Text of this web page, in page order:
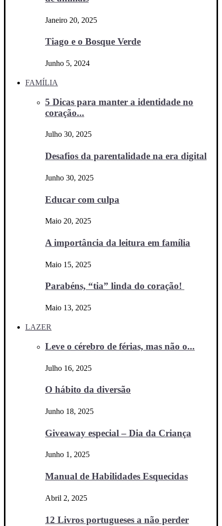
Janeiro 20, 2025
Tiago e o Bosque Verde
Junho 5, 2024
FAMÍLIA
5 Dicas para manter a identidade no
coração...
Julho 30, 2025
Desafios da parentalidade na era digital
Junho 30, 2025
Educar com culpa
Maio 20, 2025
A importância da leitura em família
Maio 15, 2025
Parabéns, “tia” linda do coração!
Maio 13, 2025
LAZER
Leve o cérebro de férias, mas não o...
Julho 16, 2025
O hábito da diversão
Junho 18, 2025
Giveaway especial – Dia da Criança
Junho 1, 2025
Manual de Habilidades Esquecidas
Abril 2, 2025
12 Livros portugueses a não perder